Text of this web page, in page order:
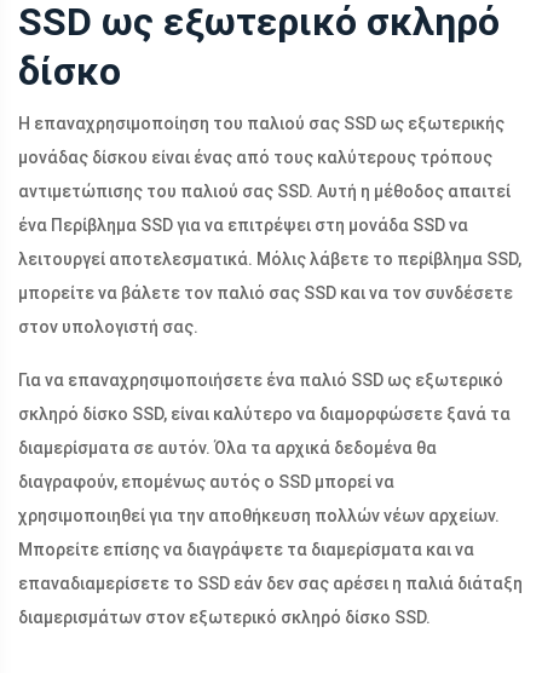
SSD ως εξωτερικό σκληρό
δίσκο
Η επαναχρησιμοποίηση του παλιού σας SSD ως εξωτερικής
μονάδας δίσκου είναι ένας από τους καλύτερους τρόπους
αντιμετώπισης του παλιού σας SSD. Αυτή η μέθοδος απαιτεί
ένα Περίβλημα SSD για να επιτρέψει στη μονάδα SSD να
λειτουργεί αποτελεσματικά. Μόλις λάβετε το περίβλημα SSD,
μπορείτε να βάλετε τον παλιό σας SSD και να τον συνδέσετε
στον υπολογιστή σας.
Για να επαναχρησιμοποιήσετε ένα παλιό SSD ως εξωτερικό
σκληρό δίσκο SSD, είναι καλύτερο να διαμορφώσετε ξανά τα
διαμερίσματα σε αυτόν. Όλα τα αρχικά δεδομένα θα
διαγραφούν, επομένως αυτός ο SSD μπορεί να
χρησιμοποιηθεί για την αποθήκευση πολλών νέων αρχείων.
Μπορείτε επίσης να διαγράψετε τα διαμερίσματα και να
επαναδιαμερίσετε το SSD εάν δεν σας αρέσει η παλιά διάταξη
διαμερισμάτων στον εξωτερικό σκληρό δίσκο SSD.